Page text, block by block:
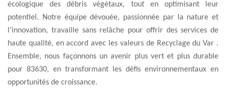
écologique des débris végétaux, tout en optimisant leur
potentiel. Notre équipe dévouée, passionnée par la nature et
l'innovation, travaille sans relâche pour offrir des services de
haute qualité, en accord avec les valeurs de Recyclage du Var .
Ensemble, nous façonnons un avenir plus vert et plus durable
pour 83630, en transformant les défis environnementaux en
opportunités de croissance.